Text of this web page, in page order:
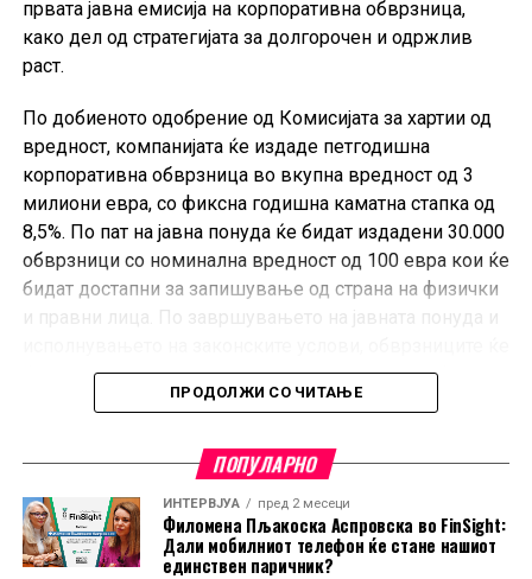
не ги опфаќа увозните производи и не претставува
индекс на потрошувачките цени што директно ги
првата јавна емисија на корпоративна обврзница,
како дел од стратегијата за долгорочен и одржлив
раст.
По добиеното одобрение од Комисијата за хартии од
вредност, компанијата ќе издаде петгодишна
корпоративна обврзница во вкупна вредност од 3
милиони евра, со фиксна годишна каматна стапка од
8,5%. По пат на јавна понуда ќе бидат издадени 30.000
обврзници со номинална вредност од 100 евра кои ќе
бидат достапни за запишување од страна на физички
и правни лица. По завршувањето на јавната понуда и
бидат достапни за тргување на Македонската берза, а
инвеститорите ќе имаат можност да побараат реоткуп
согласно условите наПроспектот.
ПРОДОЛЖИ СО ЧИТАЊЕ
ПОПУЛАРНО
ИНТЕРВЈУА пред 2 месеци
Филомена Пљакоска Аспровска во FinSight:
Дали мобилниот телефон ќе стане нашиот
единствен паричник?